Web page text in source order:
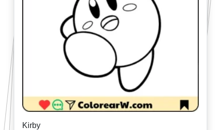
Kirby